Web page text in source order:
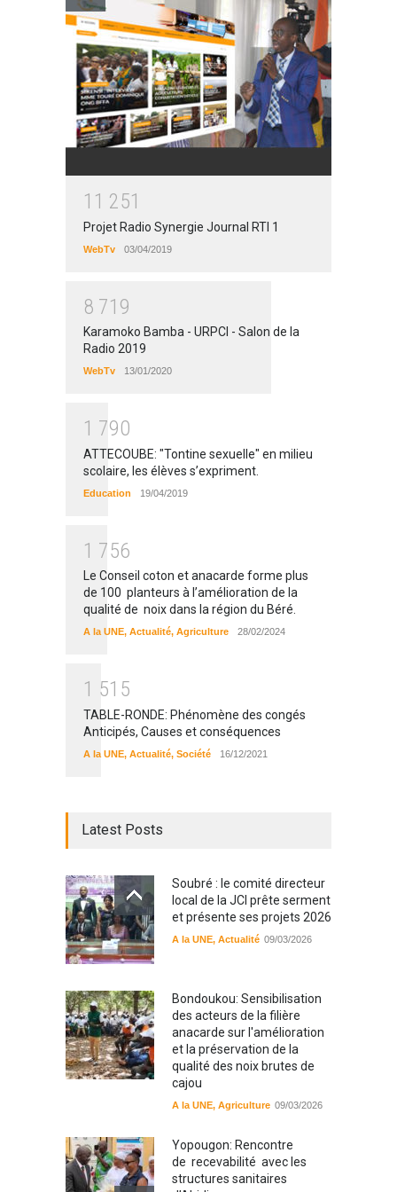
1 1 251
Projet Radio Synergie Journal RTI 1
WebTv 03/04/2019
8 71 9
Karamoko Bamba - URPCI - Salon de la
Radio 2019
WebTv 13/01/2020
1 790
ATTECOUBE: "Tontine sexuelle" en milieu
scolaire, les élèves s’expriment.
Education 19/04/2019
1 756
Le Conseil coton et anacarde forme plus
de 100 planteurs à l’amélioration de la
qualité de noix dans la région du Béré.
A la UNE, Actualité, Agriculture 28/02/2024
1 51 5
TABLE-RONDE: Phénomène des congés
Anticipés, Causes et conséquences
A la UNE, Actualité, Société 16/12/2021
Latest Posts
Soubré : le comité directeur
local de la JCI prête serment
et présente ses projets 2026
A la UNE, Actualité 09/03/2026
Bondoukou: Sensibilisation
des acteurs de la filière
anacarde sur l'amélioration
et la préservation de la
qualité des noix brutes de
cajou
A la UNE, Agriculture 09/03/2026
Yopougon: Rencontre
de recevabilité avec les
structures sanitaires